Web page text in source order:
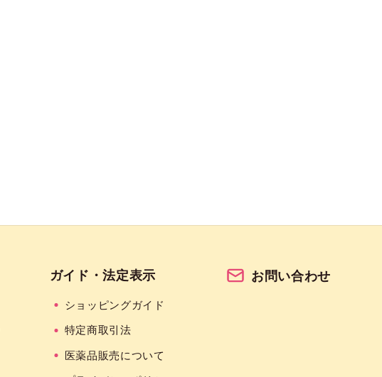
ガイド・法定表示
ショッピングガイド
特定商取引法
医薬品販売について
お問い合わせ